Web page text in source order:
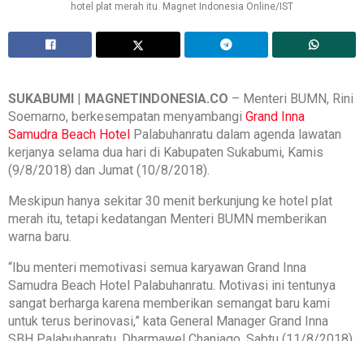
hotel plat merah itu. Magnet Indonesia Online/IST
SUKABUMI MAGNETINDONESIA.CO – Menteri BUMN, Rini
Soemarno, berkesempatan menyambangi Grand Inna
Samudra Beach Hotel Palabuhanratu dalam agenda lawatan
kerjanya selama dua hari di Kabupaten Sukabumi, Kamis
(9/8/2018) dan Jumat (10/8/2018).
Meskipun hanya sekitar 30 menit berkunjung ke hotel plat
merah itu, tetapi kedatangan Menteri BUMN memberikan
warna baru.
“Ibu menteri memotivasi semua karyawan Grand Inna
Samudra Beach Hotel Palabuhanratu. Motivasi ini tentunya
sangat berharga karena memberikan semangat baru kami
untuk terus berinovasi,” kata General Manager Grand Inna